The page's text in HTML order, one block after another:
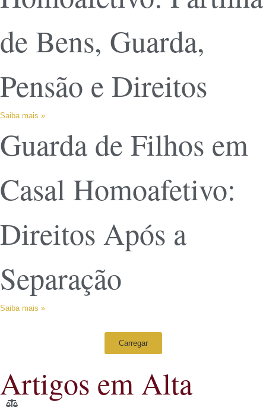
de Bens, Guarda,
Pensão e Direitos
Saiba mais »
Guarda de Filhos em
Casal Homoafetivo:
Direitos Após a
Separação
Saiba mais »
Carregar
Artigos em Alta